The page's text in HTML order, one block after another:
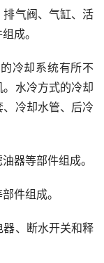
气阀、气缸、活
成。
冷却系统有所不
水冷方式的冷却
冷却水管、后冷
器等部件组成。
件组成。
、断水开关和释